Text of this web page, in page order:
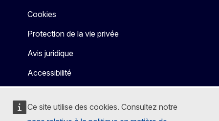
Ce site utilise des cookies. Consultez notre
Cookies
Protection de la vie privée
Avis juridique
Accessibilité